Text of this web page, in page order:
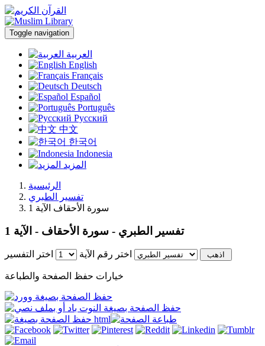
Toggle navigation
العربية
English
Français
Deutsch
Español
Português
Русский
中文
한국어
Indonesia
المزيد
الرئيسية
تفسير الطبري
سورة الأحقاف الآية 1
تفسير الطبري - سورة الأحقاف - الآية 1
اختر رقم الآية اختر التفسير
خيارات حفظ الصفحة والطباعة